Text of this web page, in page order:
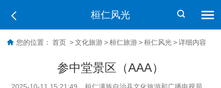
桓仁风光
您的位置： 首页 > 文化旅游 > 桓仁旅游 > 桓仁风光 > 详细内容
参中堂景区（AAA）